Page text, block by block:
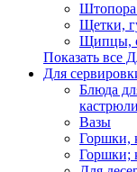
Штопора
Щетки,
Щипцы,
Показать все
Для
Блюда
Вазы
Горшки,
Горшки;